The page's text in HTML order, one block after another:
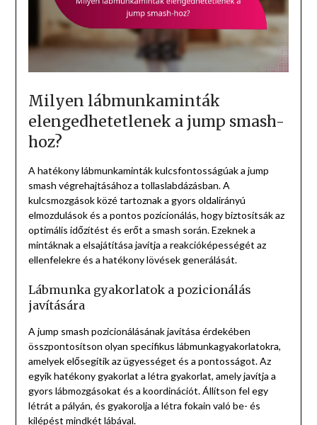
Milyen lábmunkaminták
elengedhetetlenek a jump smash-
hoz?
A hatékony lábmunkaminták kulcsfontosságúak a jump
smash végrehajtásához a tollaslabdázásban. A
kulcsmozgások közé tartoznak a gyors oldalirányú
elmozdulások és a pontos pozicionálás, hogy biztosítsák az
optimális időzítést és erőt a smash során. Ezeknek a
mintáknak a elsajátítása javítja a reakcióképességét az
ellenfelekre és a hatékony lövések generálását.
Lábmunka gyakorlatok a pozicionálás
javítására
A jump smash pozicionálásának javítása érdekében
összpontosítson olyan specifikus lábmunkagyakorlatokra,
amelyek elősegítik az ügyességet és a pontosságot. Az
egyik hatékony gyakorlat a létra gyakorlat, amely javítja a
gyors lábmozgásokat és a koordinációt. Állítson fel egy
létrát a pályán, és gyakorolja a létra fokain való be- és
kilépést mindkét lábával.